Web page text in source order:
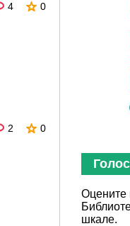
4 0
2 0
Оцените
шкале.